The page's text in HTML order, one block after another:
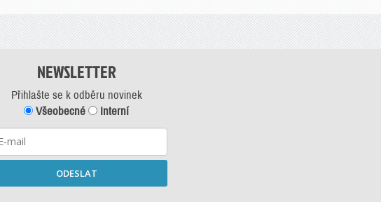
NEWSLETTER
Přihlašte se k odběru novinek
Všeobecné
Interní
ODESLAT